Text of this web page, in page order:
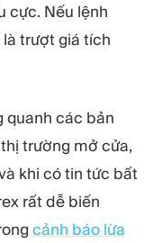
cực. Nếu lệnh
trượt giá tích
quanh các bản
trường mở cửa,
khi có tin tức bất
rất dễ biến
cảnh báo lừa